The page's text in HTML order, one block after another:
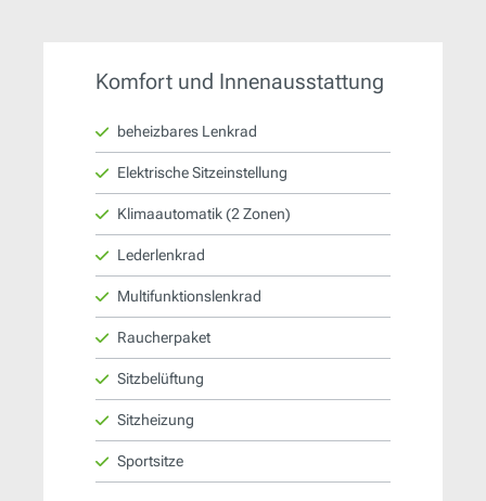
Komfort und Innenausstattung
beheizbares Lenkrad
Elektrische Sitzeinstellung
Klimaautomatik (2 Zonen)
Lederlenkrad
Multifunktionslenkrad
Raucherpaket
Sitzbelüftung
Sitzheizung
Sportsitze